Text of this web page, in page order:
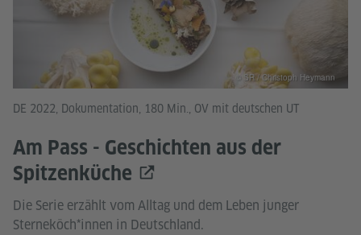
DE 2022, Dokumentation, 180 Min., OV mit deutschen UT
Am Pass - Geschichten aus der
Spitzenküche
Die Serie erzählt vom Alltag und dem Leben junger
Sterneköch*innen in Deutschland.
© SR / Christoph Heymann